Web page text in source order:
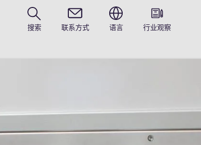
搜索 联系方式 语言 行业观察